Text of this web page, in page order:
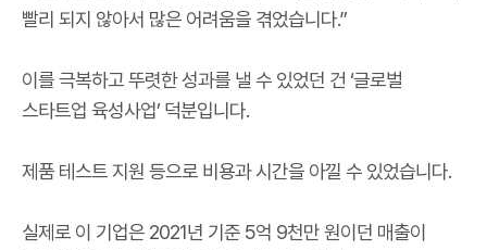
빨리 되지 않아서 많은 어려움을 겪었습니다.”
이를 극복하고 뚜렷한 성과를 낼 수 있었던 건 ‘글로벌
스타트업 육성사업’ 덕분입니다.
제품 테스트 지원 등으로 비용과 시간을 아낄 수 있었습니다.
실제로 이 기업은 2021년 기준 5억 9천만 원이던 매출이